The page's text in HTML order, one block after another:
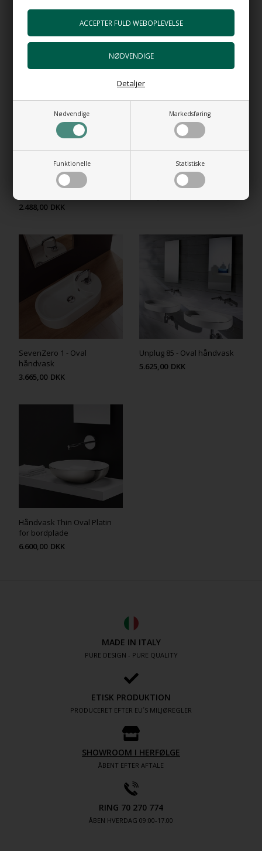
Nødvendige Markedsføring
Funktionelle Statistiske
Detaljer
RELATEREDE PRODUKTER
Oval fritstående håndvask i
2.488,00 DKK
Zefino 70 - Oval håndvask
SevenZero 1 - Oval
håndvask
3.665,00 DKK
Unplug 85 - Oval håndvask
5.625,00 DKK
Håndvask Thin Oval Platin
for bordplade
6.600,00 DKK
MADE IN ITALY
PURE DESIGN - PURE QUALITY
ETISK PRODUKTION
PRODUCERET EFTER EU´S MILJØREGLER
SHOWROOM I HERFØLGE
ÅBENT EFTER AFTALE
RING 70 270 774
ÅBEN HVERDAG 09:00-17.00